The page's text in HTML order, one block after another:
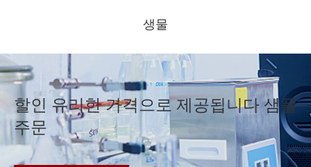
자동차 전자
할인 유리한 가격으로 제공됩니다 샘플
주문